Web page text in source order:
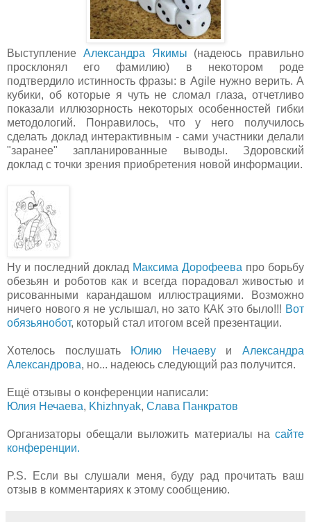
Выступление Александра Якимы (надеюсь правильно
просклонял его фамилию) в некотором роде
подтвердило истинность фразы: в Agile нужно верить. А
кубики, об которые я чуть не сломал глаза, отчетливо
показали иллюзорность некоторых особенностей гибки
методологий. Понравилось, что у него получилось
сделать доклад интерактивным - сами участники делали
"заранее" запланированные выводы. Здоровский
доклад с точки зрения приобретения новой информации.
Ну и последний доклад Максима Дорофеева про борьбу
обезьян и роботов как и всегда порадовал живостью и
рисованными карандашом иллюстрациями. Возможно
ничего нового я не услышал, но зато КАК это было!!! Вот
обязьянобот, который стал итогом всей презентации.
Хотелось послушать Юлию НечаевуиАлександра
Александрова, но... надеюсь следующий раз получится.
Ещё отзывы о конференции написали:
Юлия Нечаева, Khizhnyak, Слава Панкратов
Организаторы обещали выложить материалы на сайте
конференции.
P.S. Если вы слушали меня, буду рад прочитать ваш
отзыв в комментариях к этому сообщению.